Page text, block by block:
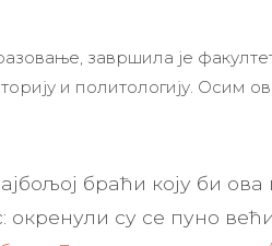
завршила је
и политологију. Осим
браћи коју би ова
окренули су се пуно